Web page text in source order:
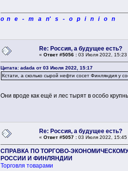
o n e - m a n' s - o p i n i o n
Re: Россия, а будущее есть?
« Ответ #5056 : 03 Июля 2022, 15:23
Цитата: adada от 03 Июля 2022, 15:17
Кстати, а сколько сырой нефти сосет Финляндия у
Они вроде как ещё и лес тырят в особо
Re: Россия, а будущее есть?
« Ответ #5057 : 03 Июля 2022, 15:45
СПРАВКА ПО ТОРГОВО-
РОССИИ И ФИНЛЯНДИИ
Торговля товарами